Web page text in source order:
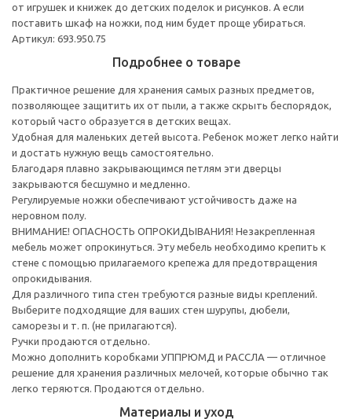
от игрушек и книжек до детских поделок и рисунков. А если
поставить шкаф на ножки, под ним будет проще убираться.
Артикул: 693.950.75
Подробнее о товаре
Практичное решение для хранения самых разных предметов,
позволяющее защитить их от пыли, а также скрыть беспорядок,
который часто образуется в детских вещах.
Удобная для маленьких детей высота. Ребенок может легко найти
и достать нужную вещь самостоятельно.
Благодаря плавно закрывающимся петлям эти дверцы
закрываются бесшумно и медленно.
Регулируемые ножки обеспечивают устойчивость даже на
неровном полу.
ВНИМАНИЕ! ОПАСНОСТЬ ОПРОКИДЫВАНИЯ! Незакрепленная
мебель может опрокинуться. Эту мебель необходимо крепить к
стене с помощью прилагаемого крепежа для предотвращения
опрокидывания.
Для различного типа стен требуются разные виды креплений.
Выберите подходящие для ваших стен шурупы, дюбели,
саморезы и т. п. (не прилагаются).
Ручки продаются отдельно.
Можно дополнить коробками УППРЮМД и РАССЛА — отличное
решение для хранения различных мелочей, которые обычно так
легко теряются. Продаются отдельно.
Материалы и уход